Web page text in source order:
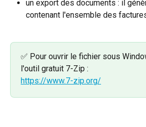
un export des documents : il
contenant l'ensemble des
✅ Pour ouvrir le fichier sous
l'outil gratuit 7-Zip :
https://www.7-zip.org/